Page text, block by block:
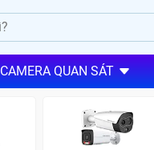
CAMERA QUAN SÁT